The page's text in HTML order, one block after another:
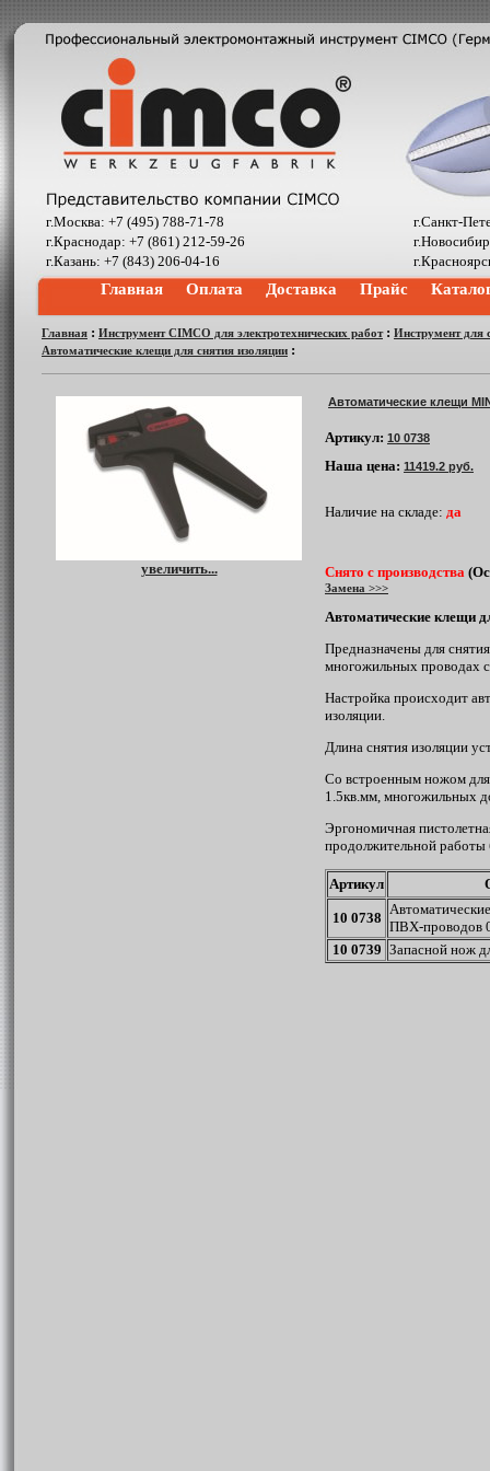
г.Москва: +7 (495) 788-71-78
г.Санкт-
г.Краснодар: +7 (861) 212-59-26
г.Казань: +7 (843) 206-04-16
Главная Оплата Доставка Прайс
Главная : Инструмент CIMCO для электротехнических работ: Инструмент для
Автоматические клещи для снятия изоляции :
увеличить...
Автоматические клещи
Артикул: 10 0738
Наша цена: 11419.2 руб.
Наличие на складе: да
Снято с производства
Замена >>>
Автоматические клещи
Предназначены для
многожильных проводах
Настройка происходит
изоляции.
Длина снятия изоляции
Со встроенным ножом
1.5кв.мм, многожильных
Эргономичная
продолжительной работы
Артикул
10 0738
ПВХ-проводов
10 0739 Запасной нож